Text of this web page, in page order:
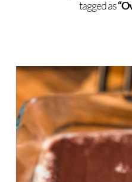
tagged as